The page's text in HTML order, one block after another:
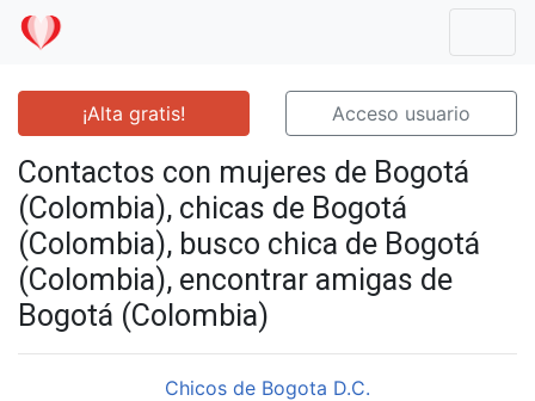
¡Alta gratis! Acceso usuario
Contactos con mujeres de Bogotá
(Colombia), chicas de Bogotá
(Colombia), busco chica de Bogotá
(Colombia), encontrar amigas de
Bogotá (Colombia)
Chicos de Bogota D.C.